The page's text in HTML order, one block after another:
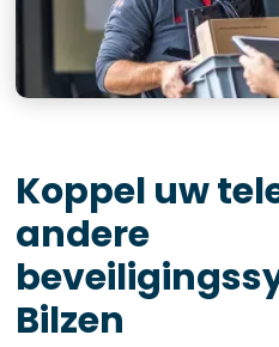
Koppel uw
andere
Bilzen